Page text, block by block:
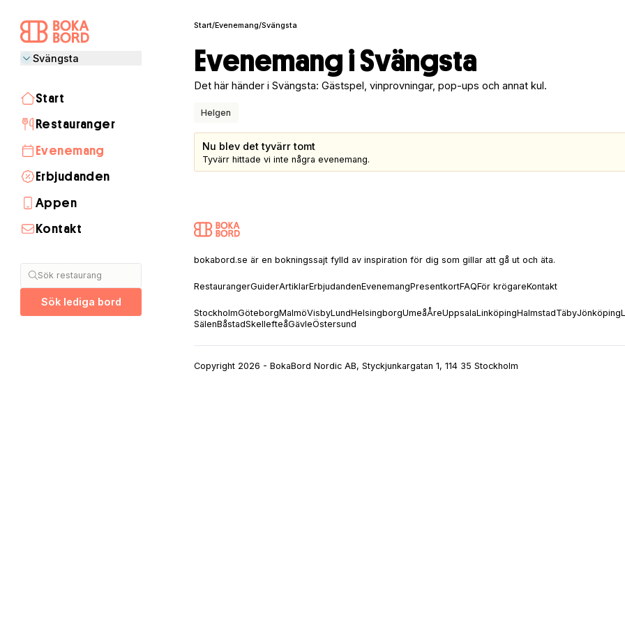
Svängsta
Start
Restauranger
Evenemang
Erbjudanden
Appen
Kontakt
Sök restaurang
Sök lediga bord
Start/Evenemang/Svängsta
Evenemang i Svängsta
Det här händer i Svängsta: Gästspel, vinprovningar, pop-ups och annat kul.
Helgen
Nu blev det tyvärr tomt
Tyvärr hittade vi inte några evenemang.
bokabord.se är en bokningssajt fylld av inspiration för dig som gillar att gå ut och äta.
RestaurangerGuiderArtiklarErbjudandenEvenemangPresentkortFAQFör krögareKontakt
StockholmGöteborgMalmöVisbyLundHelsingborgUmeåÅreUppsalaLinköpingHalmstadTäbyJönköping
SälenBåstadSkellefteåGävleÖstersund
Copyright 2026 - BokaBord Nordic AB, Styckjunkargatan 1, 114 35 Stockholm